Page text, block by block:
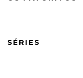
SÉRIES